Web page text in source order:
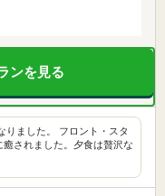
ンを見る
りました。 フロント・スタ
されました。夕食は贅沢な